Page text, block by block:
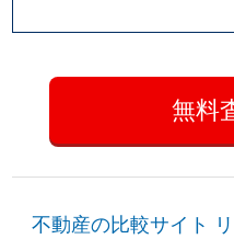
不動産の比較サイト